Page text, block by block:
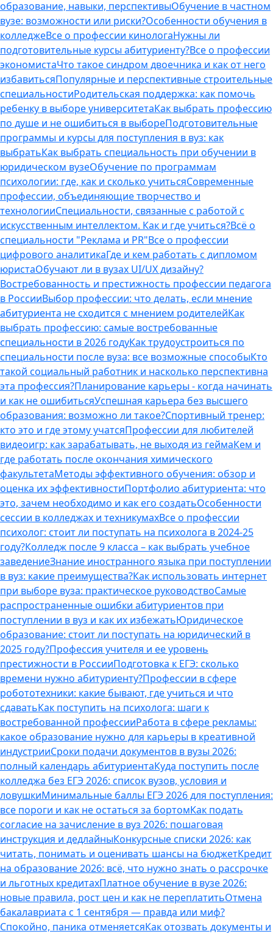
образование, навыки, перспективыОбучение в частном
вузе: возможности или риски?Особенности обучения в
колледжеВсе о профессии кинологаНужны ли
подготовительные курсы абитуриенту?Все о профессии
экономистаЧто такое синдром двоечника и как от него
избавитьсяПопулярные и перспективные строительные
специальностиРодительская поддержка: как помочь
ребенку в выборе университетаКак выбрать профессию
по душе и не ошибиться в выбореПодготовительные
программы и курсы для поступления в вуз: как
выбратьКак выбрать специальность при обучении в
юридическом вузеОбучение по программам
психологии: где, как и сколько учитьсяСовременные
профессии, объединяющие творчество и
технологииСпециальности, связанные с работой с
искусственным интеллектом. Как и где учиться?Всё о
специальности "Реклама и PR"Все о профессии
цифрового аналитикаГде и кем работать с дипломом
юристаОбучают ли в вузах UI/UX дизайну?
Востребованность и престижность профессии педагога
в РоссииВыбор профессии: что делать, если мнение
абитуриента не сходится с мнением родителейКак
выбрать профессию: самые востребованные
специальности в 2026 годуКак трудоустроиться по
специальности после вуза: все возможные способыКто
такой социальный работник и насколько перспективна
эта профессия?Планирование карьеры - когда начинать
и как не ошибитьсяУспешная карьера без высшего
образования: возможно ли такое?Спортивный тренер:
кто это и где этому учатсяПрофессии для любителей
видеоигр: как зарабатывать, не выходя из геймаКем и
где работать после окончания химического
факультетаМетоды эффективного обучения: обзор и
оценка их эффективностиПортфолио абитуриента: что
это, зачем необходимо и как его создатьОсобенности
сессии в колледжах и техникумахВсе о профессии
психолог: стоит ли поступать на психолога в 2024-25
году?Колледж после 9 класса – как выбрать учебное
заведениеЗнание иностранного языка при поступлении
в вуз: какие преимущества?Как использовать интернет
при выборе вуза: практическое руководствоСамые
распространенные ошибки абитуриентов при
поступлении в вуз и как их избежатьЮридическое
образование: стоит ли поступать на юридический в
2025 году?Профессия учителя и ее уровень
престижности в РоссииПодготовка к ЕГЭ: сколько
времени нужно абитуриенту?Профессии в сфере
робототехники: какие бывают, где учиться и что
сдаватьКак поступить на психолога: шаги к
востребованной профессииРабота в сфере рекламы:
какое образование нужно для карьеры в креативной
индустрииСроки подачи документов в вузы 2026:
полный календарь абитуриентаКуда поступить после
колледжа без ЕГЭ 2026: список вузов, условия и
ловушкиМинимальные баллы ЕГЭ 2026 для поступления:
все пороги и как не остаться за бортомКак подать
согласие на зачисление в вуз 2026: пошаговая
инструкция и дедлайныКонкурсные списки 2026: как
читать, понимать и оценивать шансы на бюджетКредит
на образование 2026: всё, что нужно знать о рассрочке
и льготных кредитахПлатное обучение в вузе 2026:
новые правила, рост цен и как не переплатитьОтмена
бакалавриата с 1 сентября — правда или миф?
Спокойно, паника отменяетсяКак отозвать документы и